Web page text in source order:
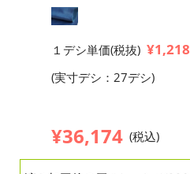
１デシ単価(税抜) ¥1,218
(実寸デシ：27デシ)
¥36,174 (税込)